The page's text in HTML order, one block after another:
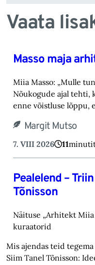
Vaata
Masso maja
Miia Masso: „Mulle
Nõukogude ajal tehti,
enne võistluse lõppu,
Margit Mutso
7. VIII 2026 11
Pealelend –
Tõnisson
Näituse „Arhitekt Miia
kuraatorid
Mis ajendas teid
Siim Tanel Tõnisson: